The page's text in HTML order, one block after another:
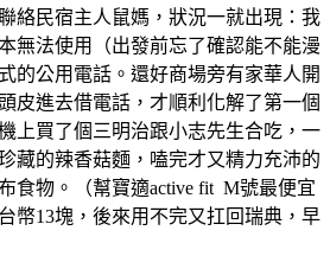
絡民宿主人鼠媽，狀況一就出現：我
無法使用（出發前忘了確認能不能漫
的公用電話。還好商場旁有家華人開
皮進去借電話，才順利化解了第一個
上買了個三明治跟小志先生合吃，一
藏的辣香菇麵，嗑完才又精力充沛的
食物。（幫寶適active fit M號最便宜
幣13塊，後來用不完又扛回瑞典，早